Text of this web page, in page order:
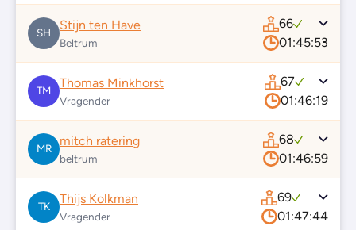
SH
Stijn ten Have
Beltrum
66
01:45:53
TM
Thomas Minkhorst
Vragender
67
01:46:19
MR
mitch ratering
beltrum
68
01:46:59
TK
Thijs Kolkman
Vragender
69
01:47:44